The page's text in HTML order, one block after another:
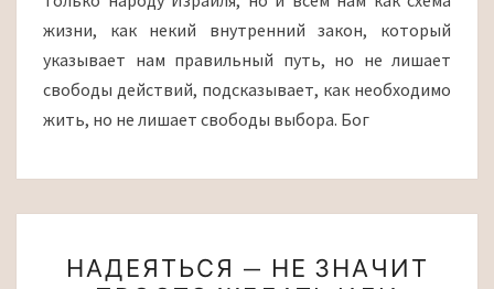
жизни, как некий внутренний закон, который
указывает нам правильный путь, но не лишает
свободы действий, подсказывает, как необходимо
жить, но не лишает свободы выбора. Бог
—
НАДЕЯТЬСЯ — НЕ ЗНАЧИТ